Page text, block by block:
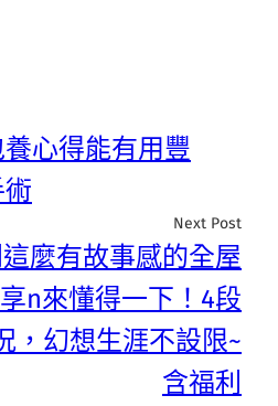
心得能有用豐
Next Post
麼有故事感的全屋
n來懂得一下！4段
，幻想生涯不設限~
含福利